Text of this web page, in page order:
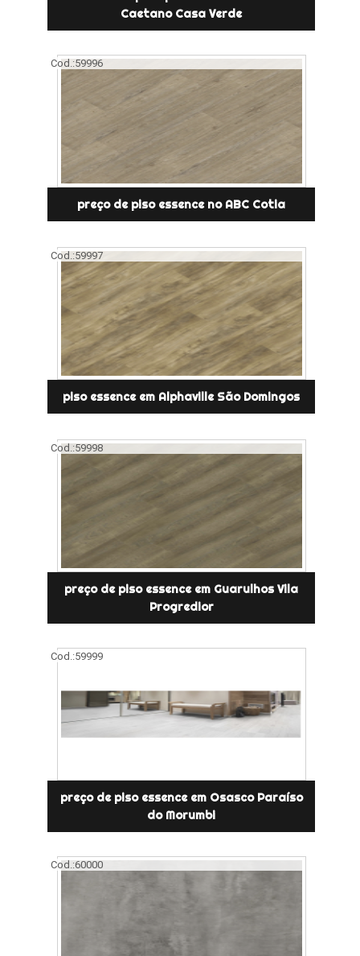
Caetano Casa Verde
Cod.:59996
preço de piso essence no ABC Cotia
Cod.:59997
piso essence em Alphaville São Domingos
Cod.:59998
preço de piso essence em Guarulhos Vila
Progredior
Cod.:59999
preço de piso essence em Osasco Paraíso
do Morumbi
Cod.:60000